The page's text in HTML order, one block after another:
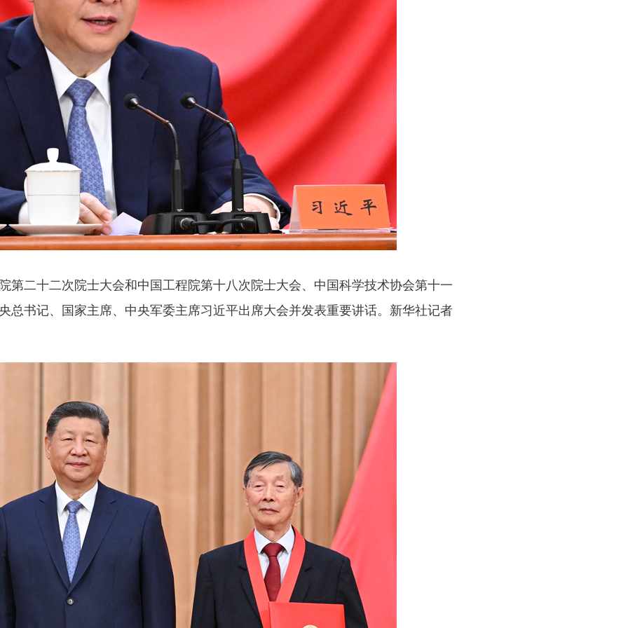
十二次院士大会和中国工程院第十八次院士大会、中国科学技术协会第十一
总书记、国家主席、中央军委主席习近平出席大会并发表重要讲话。新华社记者